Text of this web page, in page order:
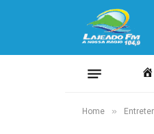
Home »